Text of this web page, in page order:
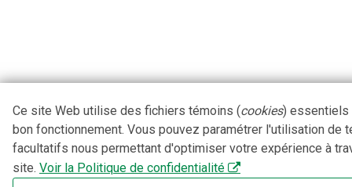
Ce site Web utilise des fichiers témoins (cookies) essentiels
bon fonctionnement. Vous pouvez paramétrer l'utilisation de
facultatifs nous permettant d'optimiser votre expérience à
site. Voir la Politique de confidentialité